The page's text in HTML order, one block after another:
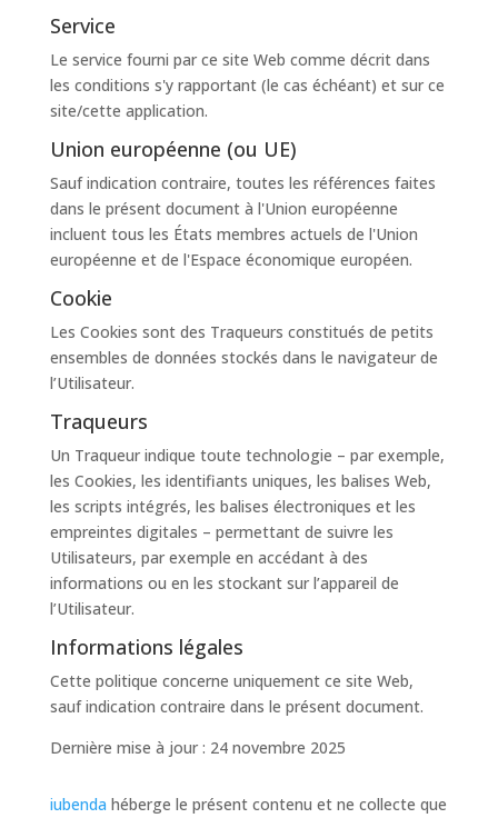
Service
Le service fourni par ce site Web comme décrit dans
les conditions s'y rapportant (le cas échéant) et sur ce
site/cette application.
Union européenne (ou UE)
Sauf indication contraire, toutes les références faites
dans le présent document à l'Union européenne
incluent tous les États membres actuels de l'Union
européenne et de l'Espace économique européen.
Cookie
Les Cookies sont des Traqueurs constitués de petits
ensembles de données stockés dans le navigateur de
l’Utilisateur.
Traqueurs
Un Traqueur indique toute technologie – par exemple,
les Cookies, les identifiants uniques, les balises Web,
les scripts intégrés, les balises électroniques et les
empreintes digitales – permettant de suivre les
Utilisateurs, par exemple en accédant à des
informations ou en les stockant sur l’appareil de
l’Utilisateur.
Informations légales
Cette politique concerne uniquement ce site Web,
sauf indication contraire dans le présent document.
Dernière mise à jour : 24 novembre 2025
iubenda héberge le présent contenu et ne collecte que